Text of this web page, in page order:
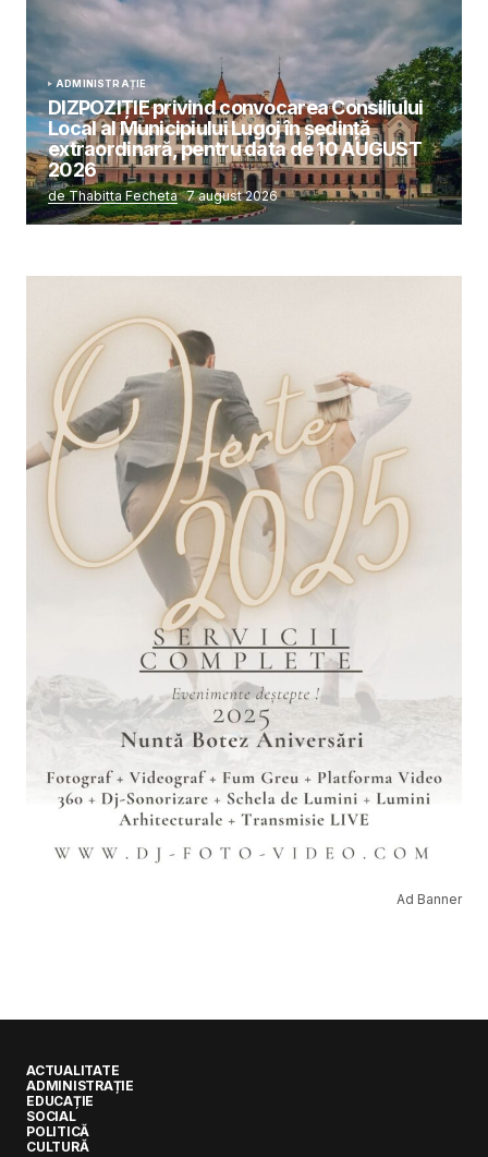
ADMINISTRAȚIE
DIZPOZIȚIE privind convocarea Consiliului
Local al Municipiului Lugoj în şedinţă
extraordinară, pentru data de 10 AUGUST
2026
de Thabitta Fecheta 7 august 2026
Ad Banner
ACTUALITATE
ADMINISTRAȚIE
EDUCAȚIE
SOCIAL
POLITICĂ
CULTURĂ